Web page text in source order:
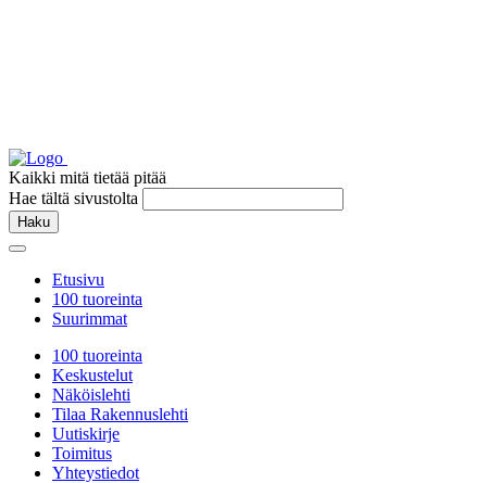
Kaikki mitä tietää pitää
Hae tältä sivustolta
Haku
Etusivu
100 tuoreinta
Suurimmat
100 tuoreinta
Keskustelut
Näköislehti
Tilaa Rakennuslehti
Uutiskirje
Toimitus
Yhteystiedot